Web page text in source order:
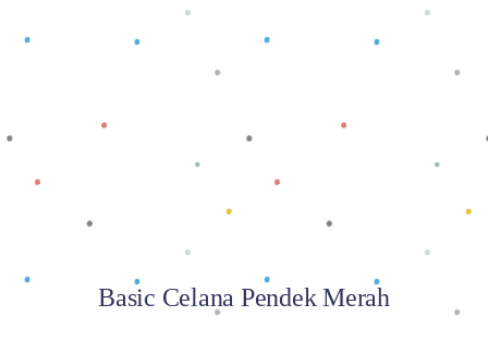
Basic Celana Pendek Merah